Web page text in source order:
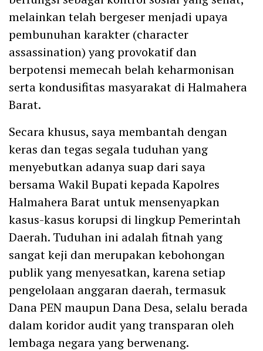
melainkan telah bergeser menjadi upaya
pembunuhan karakter (character
assassination) yang provokatif dan
berpotensi memecah belah keharmonisan
serta kondusifitas masyarakat di Halmahera
Barat.
Secara khusus, saya membantah dengan
keras dan tegas segala tuduhan yang
menyebutkan adanya suap dari saya
bersama Wakil Bupati kepada Kapolres
Halmahera Barat untuk mensenyapkan
kasus-kasus korupsi di lingkup Pemerintah
Daerah. Tuduhan ini adalah fitnah yang
sangat keji dan merupakan kebohongan
publik yang menyesatkan, karena setiap
pengelolaan anggaran daerah, termasuk
Dana PEN maupun Dana Desa, selalu berada
dalam koridor audit yang transparan oleh
lembaga negara yang berwenang.